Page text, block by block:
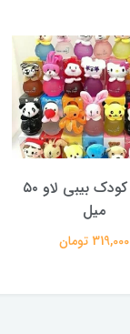
ادکلن کودک بیبی لاو ۵۰
میل
319,000 تومان